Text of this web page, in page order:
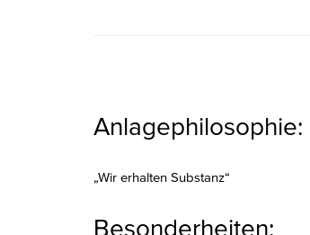
Anlagephilosophie:
„Wir erhalten Substanz“
Besonderheiten: